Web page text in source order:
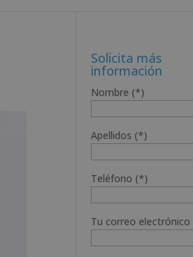
Solicita más
información
Nombre (*)
Apellidos (*)
Teléfono (*)
Tu correo